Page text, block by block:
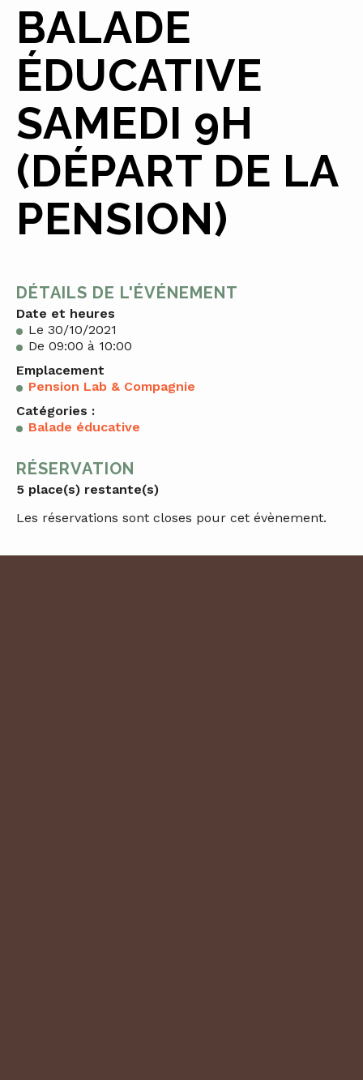
BALADE
ÉDUCATIVE
SAMEDI 9H
(DÉPART DE LA
PENSION)
DÉTAILS DE L'ÉVÉNEMENT
Date et heures
Le 30/10/2021
De 09:00 à 10:00
Emplacement
Pension Lab & Compagnie
Catégories :
Balade éducative
RÉSERVATION
5 place(s) restante(s)
Les réservations sont closes pour cet évènement.